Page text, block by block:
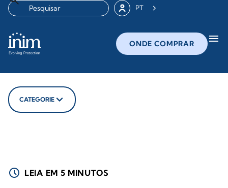
PT
ONDE COMPRAR menu
CATEGORIE
schedule LEIA EM 5 MINUTOS